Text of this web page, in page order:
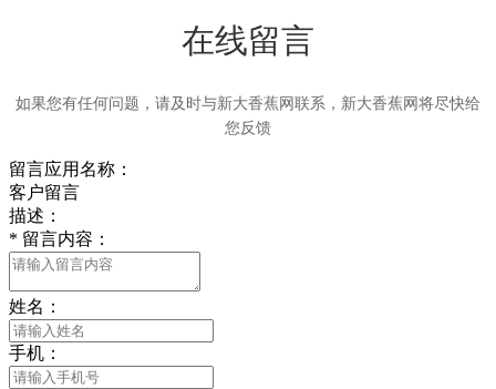
在线留言
如果您有任何问题，请及时与新大香蕉网联系，新大香蕉网将尽快给
您反馈
留言应用名称：
客户留言
描述：
* 留言内容：
姓名：
手机：